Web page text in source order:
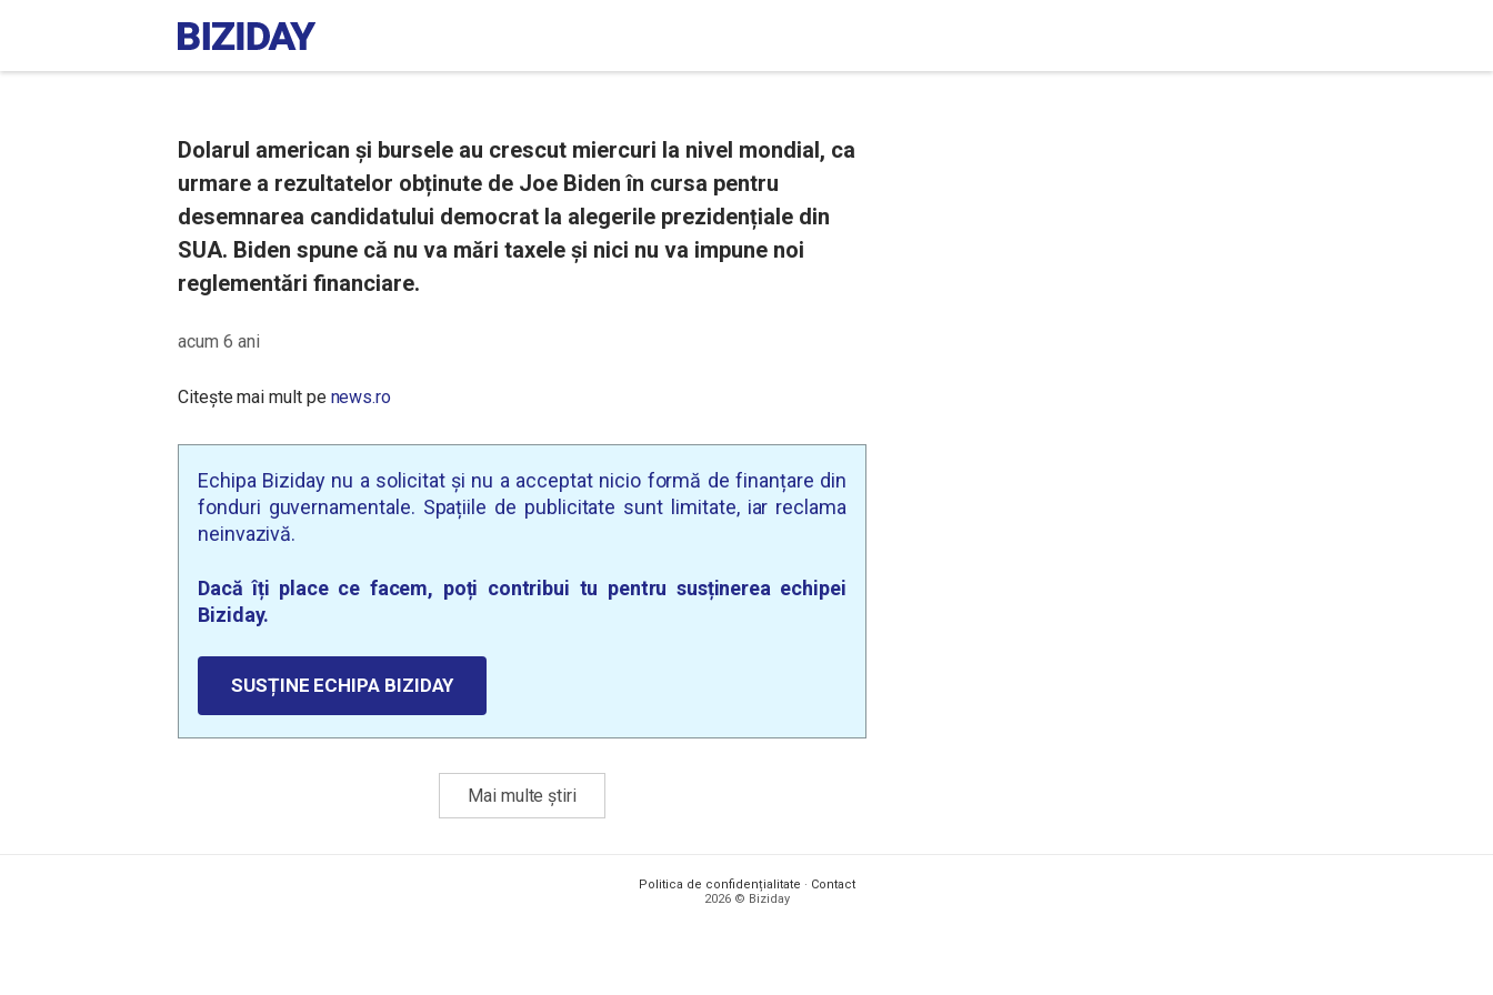
Dolarul american și bursele au crescut miercuri la nivel mondial, ca
urmare a rezultatelor obținute de Joe Biden în cursa pentru
desemnarea candidatului democrat la alegerile prezidențiale din
SUA. Biden spune că nu va mări taxele și nici nu va impune noi
reglementări financiare.
acum 6 ani
Citește mai mult pe news.ro
Echipa Biziday nu a solicitat și nu a acceptat nicio formă de finanțare din
fonduri guvernamentale. Spațiile de publicitate sunt limitate, iar reclama
neinvazivă.
Dacă îți place ce facem, poți contribui tu pentru susținerea echipei
Biziday.
SUSȚINE ECHIPA BIZIDAY
Mai multe știri
Politica de confidențialitate · Contact
2026 © Biziday